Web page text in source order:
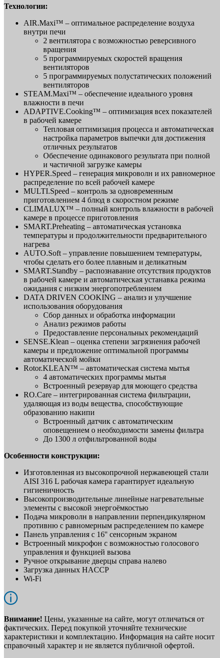
Технологии:
AIR.Maxi™ – оптимальное распределение воздуха
внутри печи
2 вентилятора с возможностью реверсивного
вращения
5 программируемых скоростей вращения
вентиляторов
5 программируемых полустатических положений
вентиляторов
STEAM.Maxi™ – обеспечение идеального уровня
влажности в печи
ADAPTIVE.Cooking™ – оптимизация всех показателей
в рабочей камере
Тепловая оптимизация процесса и автоматическая
настройка параметров выпечки для достижения
отличных результатов
Обеспечение одинакового результата при полной
и частичной загрузке камеры
HYPER.Speed – генерация микроволн и их равномерное
распределение по всей рабочей камере
MULTI.Speed – контроль за одновременным
приготовлением 4 блюд в скоростном режиме
CLIMALUX™ – полный контроль влажности в рабочей
камере в процессе приготовления
SMART.Preheating – автоматическая установка
температуры и продолжительности предварительного
нагрева
AUTO.Soft – управление повышением температуры,
чтобы сделать его более плавным и деликатным
SMART.Standby – распознавание отсутствия продуктов
в рабочей камере и автоматическая устанавка режима
ожидания с низким энергопотреблением
DATA DRIVEN COOKING – анализ и улучшение
использования оборудования
Сбор данных и обработка информации
Анализ режимов работы
Предоставление персональных рекомендаций
SENSE.Klean – оценка степени загрязнения рабочей
камеры и предложение оптимальной программы
автоматической мойки
Rotor.KLEAN™ – автоматическая система мытья
4 автоматических программы мытья
Встроенный резервуар для моющего средства
RO.Care – интегрированная система фильтрации,
удаляющая из воды вещества, способствующие
образованию накипи
Встроенный датчик с автоматическим
оповещением о необходимости замены фильтра
До 1300 л отфильтрованной воды
Особенности конструкции:
Изготовленная из высокопрочной нержавеющей стали
AISI 316 L рабочая камера гарантирует идеальную
гигиеничность
Высокопроизводительные линейные нагревательные
элементы с высокой энергоёмкостью
Подача микроволн в направлении перпендикулярном
противню с равномерным распределением по камере
Панель управления с 16'' сенсорным экраном
Встроенный микрофон с возможностью голосового
управления и функцией вызова
Ручное открывание дверцы справа налево
Загрузка данных HACCP
Wi-Fi
Внимание! Цены, указанные на сайте, могут отличаться от
фактических. Перед покупкой уточняйте технические
характеристики и комплектацию. Информация на сайте носит
справочный характер и не является публичной офертой.